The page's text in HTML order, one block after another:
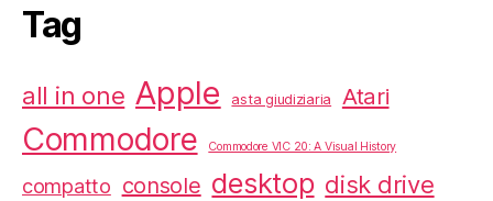
Tag
all in one Apple asta giudiziaria Atari
Commodore Commodore VIC 20: A Visual History
compatto console desktop disk drive